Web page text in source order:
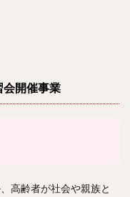
会開催事業
高齢者が社会や親族と